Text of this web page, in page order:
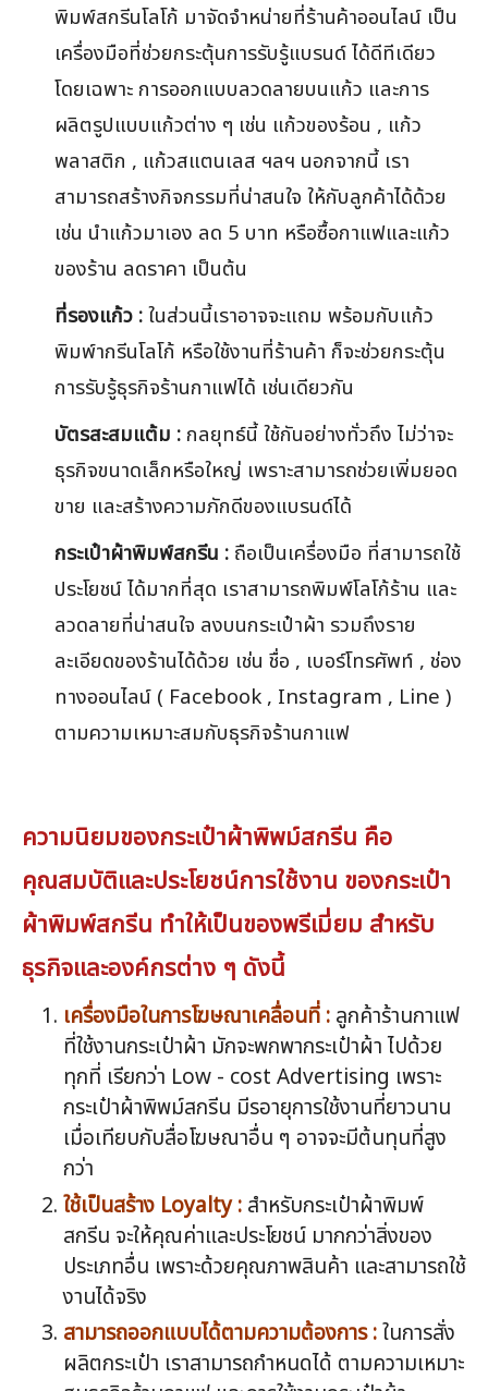
พิมพ์สกรีนโลโก้ มาจัดจำหน่ายที่ร้านค้าออนไลน์ เป็น
เครื่องมือที่ช่วยกระตุ้นการรับรู้แบรนด์ ได้ดีทีเดียว
โดยเฉพาะ การออกแบบลวดลายบนแก้ว และการ
ผลิตรูปแบบแก้วต่าง ๆ เช่น แก้วของร้อน , แก้ว
พลาสติก , แก้วสแตนเลส ฯลฯ นอกจากนี้ เรา
สามารถสร้างกิจกรรมที่น่าสนใจ ให้กับลูกค้าได้ด้วย
เช่น นำแก้วมาเอง ลด 5 บาท หรือซื้อกาแฟและแก้ว
ของร้าน ลดราคา เป็นต้น
ที่รองแก้ว :ในส่วนนี้เราอาจจะแถม พร้อมกับแก้ว
พิมพ์ากรีนโลโก้ หรือใช้งานที่ร้านค้า ก็จะช่วยกระตุ้น
การรับรู้ธุรกิจร้านกาแฟได้ เช่นเดียวกัน
บัตรสะสมแต้ม : กลยุทธ์นี้ ใช้กันอย่างทั่วถึง ไม่ว่าจะ
ธุรกิจขนาดเล็กหรือใหญ่ เพราะสามารถช่วยเพิ่มยอด
ขาย และสร้างความภักดีของแบรนด์ได้
กระเป๋าผ้าพิมพ์สกรีน : ถือเป็นเครื่องมือ ที่สามารถใช้
ประโยชน์ ได้มากที่สุด เราสามารถพิมพ์โลโก้ร้าน และ
ลวดลายที่น่าสนใจ ลงบนกระเป๋าผ้า รวมถึงราย
ละเอียดของร้านได้ด้วย เช่น ชื่อ , เบอร์โทรศัพท์ , ช่อง
ทางออนไลน์ ( Facebook , Instagram , Line )
ตามความเหมาะสมกับธุรกิจร้านกาแฟ
ความนิยมของกระเป๋าผ้าพิพม์สกรีน คือ
คุณสมบัติและประโยชน์การใช้งาน ของกระเป๋า
ผ้าพิมพ์สกรีน ทำให้เป็นของพรีเมี่ยม สำหรับ
ธุรกิจและองค์กรต่าง ๆ ดังนี้
เครื่องมือในการโฆษณาเคลื่อนที่ : ลูกค้าร้านกาแฟ
ที่ใช้งานกระเป๋าผ้า มักจะพกพากระเป๋าผ้า ไปด้วย
ทุกที่ เรียกว่า Low - cost Advertising เพราะ
กระเป๋าผ้าพิพม์สกรีน มีรอายุการใช้งานที่ยาวนาน
เมื่อเทียบกับสื่อโฆษณาอื่น ๆ อาจจะมีต้นทุนที่สูง
กว่า
ใช้เป็นสร้าง Loyalty : สำหรับกระเป๋าผ้าพิมพ์
สกรีน จะให้คุณค่าและประโยชน์ มากกว่าสิ่งของ
ประเภทอื่น เพราะด้วยคุณภาพสินค้า และสามารถใช้
งานได้จริง
สามารถออกแบบได้ตามความต้องการ :ในการสั่ง
ผลิตกระเป๋า เราสามารถกำหนดได้ ตามความเหมาะ